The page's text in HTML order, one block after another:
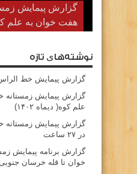
گزارش پیمایش
هفت خوان به علم کوه(
نوشته‌های تازه
گزارش پیمایش خط الراس
گزارش پیمایش
علم کوه( دیماه ۱۴۰۲)
گزارش پیمایش زمستانه
در ۲۷ ساعت
گزارش برنامه پیمایش
خوان تا قله خرسان جنوبی